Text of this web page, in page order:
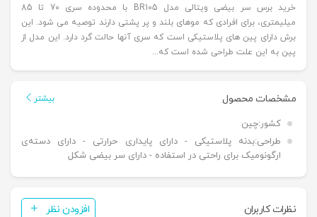
خرید برس سر بیضی ویتالی مدل BR105 با محدوده سری 70 تا 85
میلیمتری، برای افرادی که موهای بلند و پر پشتی دارند توصیه می شود. این
برش دارای پین های پلاستیکی است که سری آنها حالت گرد دارد. این مدل از
پین به این علت طراحی شده است که...
مشخصات محصول بیشتر
کشور:چین
طراحی:بدنه پلاستیکی - دارای پایداری حرارتی - دارای دسته‌ی
ارگونومیک برای راحتی در استفاده - دارای سر بیضی شکل
نظرات کاربران افزودن نظر